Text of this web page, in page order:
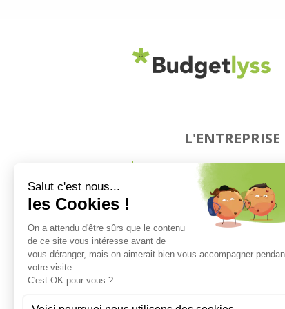
L'ENTREPRISE
Qui sommes-nous ?
Notre équipe
Devenez prescripteur
Mentions légales